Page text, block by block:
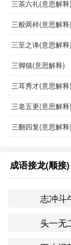
什么困难，我
演讲 ：在励志
众。
示例句子
“他从小就立下
一名杰出的科学
放弃。”
“无论风雨多
三茶六礼(意思解释)
三般两样(意思解释)
三至之谗(意思解释)
三脚猫(意思解释)
三耳秀才(意思解释)
三老五更(意思解释)
三翻四复(意思解释)
成语接龙(顺接)
志冲斗
头一无